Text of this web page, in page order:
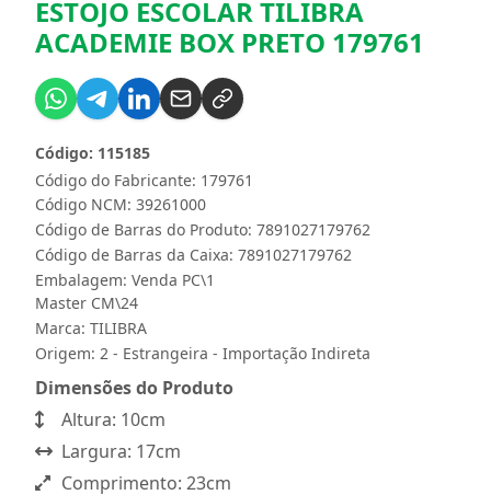
ESTOJO ESCOLAR TILIBRA
ACADEMIE BOX PRETO 179761
Código do Fabricante: 179761
Código: 115185
Código NCM: 39261000
Código de Barras do Produto: 7891027179762
Código de Barras da Caixa: 7891027179762
Embalagem: Venda PC\1
Master CM\24
Marca: TILIBRA
Origem: 2 - Estrangeira - Importação Indireta
Dimensões do Produto
Altura: 10cm
Largura: 17cm
Comprimento: 23cm